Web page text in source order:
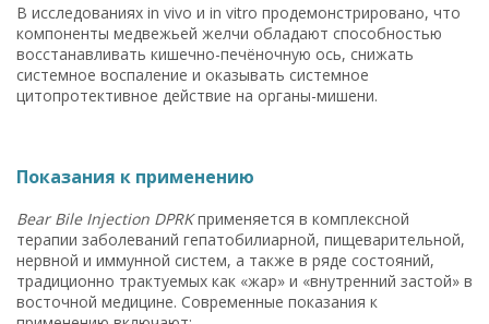
В исследованиях in vivo и in vitro продемонстрировано, что
компоненты медвежьей желчи обладают способностью
восстанавливать кишечно-печёночную ось, снижать
системное воспаление и оказывать системное
цитопротективное действие на органы-мишени.
Показания к применению
Bear Bile Injection DPRKприменяется в комплексной
терапии заболеваний гепатобилиарной, пищеварительной,
нервной и иммунной систем, а также в ряде состояний,
традиционно трактуемых как «жар» и «внутренний застой» в
восточной медицине. Современные показания к